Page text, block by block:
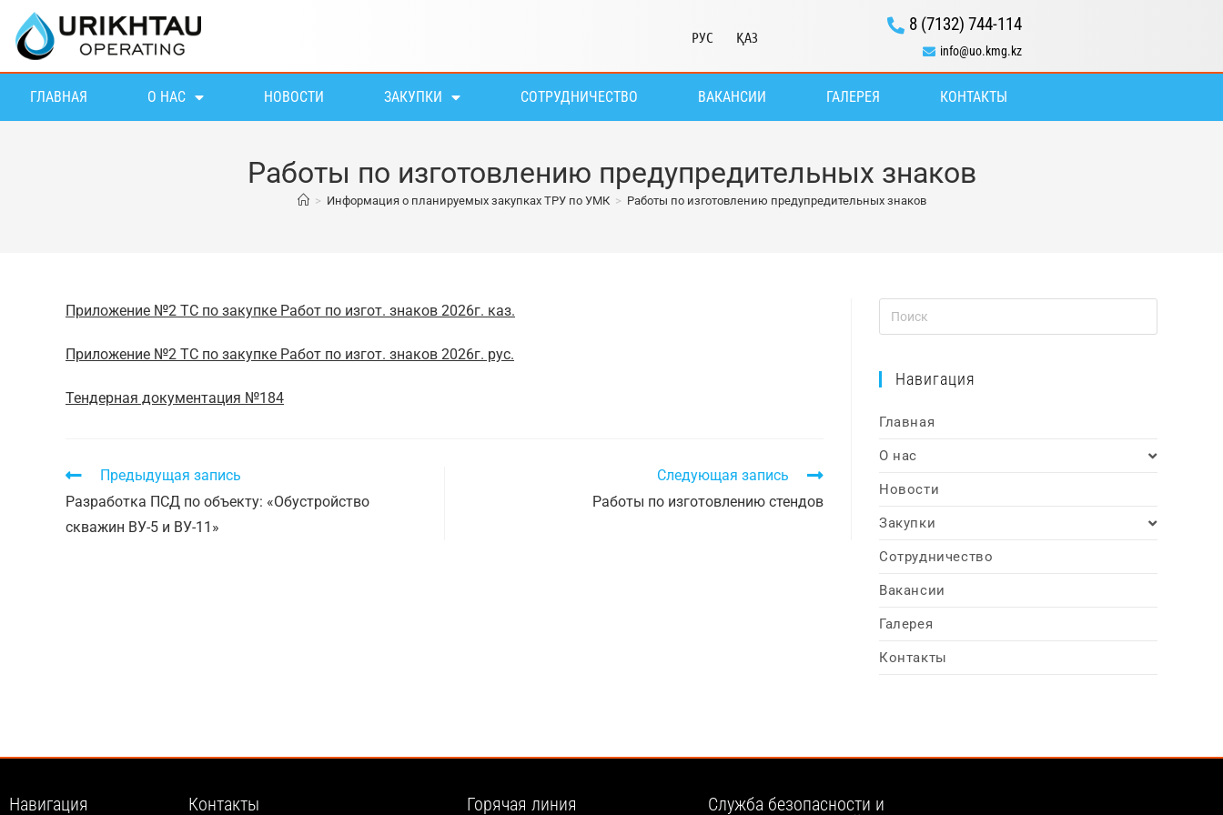
РУС ҚАЗ
8 (7132) 744-114
info@uo.kmg.kz
ГЛАВНАЯ О НАС НОВОСТИ ЗАКУПКИ СОТРУДНИЧЕСТВО ВАКАНСИИ ГАЛЕРЕЯ КОНТАКТЫ
Работы по изготовлению предупредительных знаков
> Информация о планируемых закупках ТРУ по УМК > Работы по изготовлению предупредительных знаков
Приложение №2 ТС по закупке Работ по изгот. знаков 2026г. каз.
Приложение №2 ТС по закупке Работ по изгот. знаков 2026г. рус.
Тендерная документация №184
Предыдущая запись
Разработка ПСД по объекту: «Обустройство
скважин ВУ-5 и ВУ-11»
Следующая запись
Работы по изготовлению стендов
Навигация
Главная
О нас
Новости
Закупки
Сотрудничество
Вакансии
Галерея
Контакты
Навигация Контакты Горячая линия
Служба безопасности и